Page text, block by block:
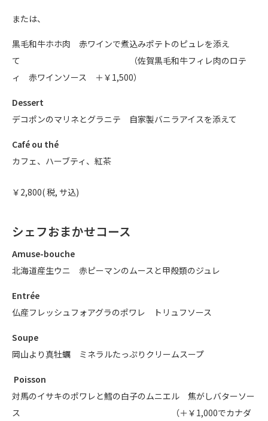
または、
黒毛和牛ホホ肉 赤ワインで煮込みポテトのピュレを添え
て （佐賀黒毛和牛フィレ肉のロテ
ィ 赤ワインソース ＋￥1,500）
Dessert
デコポンのマリネとグラニテ 自家製バニラアイスを添えて
Café ou thé
カフェ、ハーブティ、紅茶
￥2,800( 税, サ込)
シェフおまかせコース
Amuse-bouche
北海道産生ウニ 赤ピーマンのムースと甲殻類のジュレ
Entrée
仏産フレッシュフォアグラのポワレ トリュフソース
Soupe
岡山より真牡蠣 ミネラルたっぷりクリームスープ
Poisson
対馬のイサキのポワレと鱈の白子のムニエル 焦がしバターソー
ス （＋￥1,000でカナダ